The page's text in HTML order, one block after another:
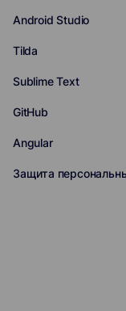
Android Studio
Tilda
Sublime Text
GitHub
Angular
Защита